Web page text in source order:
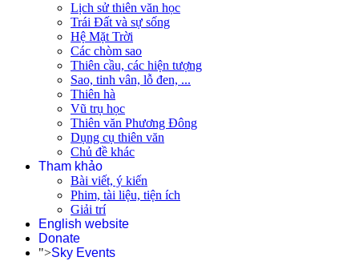
Lịch sử thiên văn học
Trái Đất và sự sống
Hệ Mặt Trời
Các chòm sao
Thiên cầu, các hiện tượng
Sao, tinh vân, lỗ đen, ...
Thiên hà
Vũ trụ học
Thiên văn Phương Đông
Dụng cụ thiên văn
Chủ đề khác
Tham khảo
Bài viết, ý kiến
Phim, tài liệu, tiện ích
Giải trí
English website
Donate
">Sky Events